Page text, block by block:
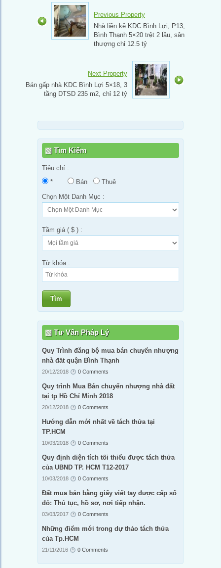
Previous Property
Nhà liền kề KDC Bình Lợi, P13,
Bình Thạnh 5×20 trệt 2 lầu, sân
thượng chỉ 12.5 tỷ
Next Property
Bán gấp nhà KDC Bình Lợi 5×18, 3
tầng DTSD 235 m2, chỉ 12 tỷ
Tìm Kiếm
Tiêu chí :
*
Bán
Thuê
Chọn Một Danh Mục :
Tầm giá ( $ ) :
Từ khóa :
Tìm
Tư Vấn Pháp Lý
Quy Trình đăng bộ mua bán chuyển nhượng
nhà đất quận Bình Thạnh
20/12/2018 0 Comments
Quy trình Mua Bán chuyển nhượng nhà đất
tại tp Hồ Chí Minh 2018
20/12/2018 0 Comments
Hướng dẫn mới nhất về tách thửa tại
TP.HCM
10/03/2018 0 Comments
Quy định diện tích tối thiểu được tách thửa
của UBND TP. HCM T12-2017
10/03/2018 0 Comments
Đất mua bán bằng giấy viết tay được cấp sổ
đỏ: Thủ tục, hồ sơ, nơi tiếp nhận.
03/03/2017 0 Comments
Những điểm mới trong dự thảo tách thửa
của Tp.HCM
21/11/2016 0 Comments